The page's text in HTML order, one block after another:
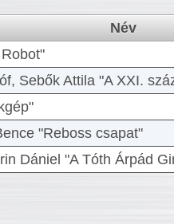
Név
Sebők Attila "A XXI.
"Reboss csapat"
Dániel "A Tóth Árpád